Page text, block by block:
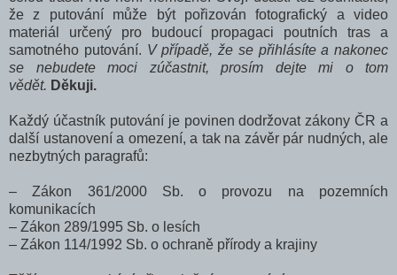
že z putování může být pořizován fotografický a video
materiál určený pro budoucí propagaci poutních tras a
samotného putování. V případě, že se přihlásíte a nakonec
se nebudete moci zúčastnit, prosím dejte mi o tom
vědět. Děkuji.
Každý účastník putování je povinen dodržovat zákony ČR a
další ustanovení a omezení, a tak na závěr pár nudných, ale
nezbytných paragrafů:
– Zákon 361/2000 Sb. o provozu na pozemních
komunikacích
– Zákon 289/1995 Sb. o lesích
– Zákon 114/1992 Sb. o ochraně přírody a krajiny